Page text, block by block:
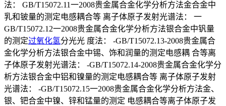
法： GB/T15072.11一2008贵金属合金化学分析方法金合金中
乳和铍量的测定电感耦合等 离子体原子发射光谱法： 一
GB/T15072.12一2008贵金属合金化学分析方法银合金中钒量
的测定过氧化氢分光光 度法： -GB/T15072.13-2008贵金属合
金化学分析方法银合金中锡、饰和润量的测定电感耦 合等离
子体原子发射光谱法： -GB/T15072.14-2008贵金属合金化学分
析方法银合金中铝和镍量的测定电感耦合等 离子体原子发射
光谱法： -GB/T15072.15一2008贵金属合金化学分析方法金、
银、钯合金中镍、锌和锰量的测定 电感耦合等离子体原子发